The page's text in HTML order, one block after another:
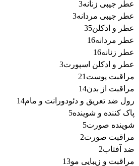
محصول
عطر جیبی زنانه3
3
محصولعطر جیبی مردانه3
3
عطر و ادکلن35
35
عطر مردانه16
16
عطر زنانه16
16
محصول
عطر و ادکلن اسپورت3
3
مراقبت پوست 21
21
مراقبت از بدن14
14
محصول
رول ضد تعریق و دئودورانت و مام14
14
پاک کننده و شوینده5
5
شوینده صورت5
5
محصولمراقبت صورت2
2
ضد آفتاب2
2
محصول
مراقبت و زیبایی مو13
13